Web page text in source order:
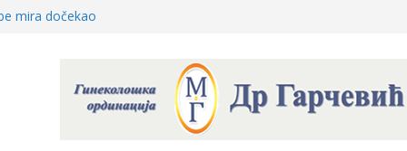
– električni
može li
projekat: Gde